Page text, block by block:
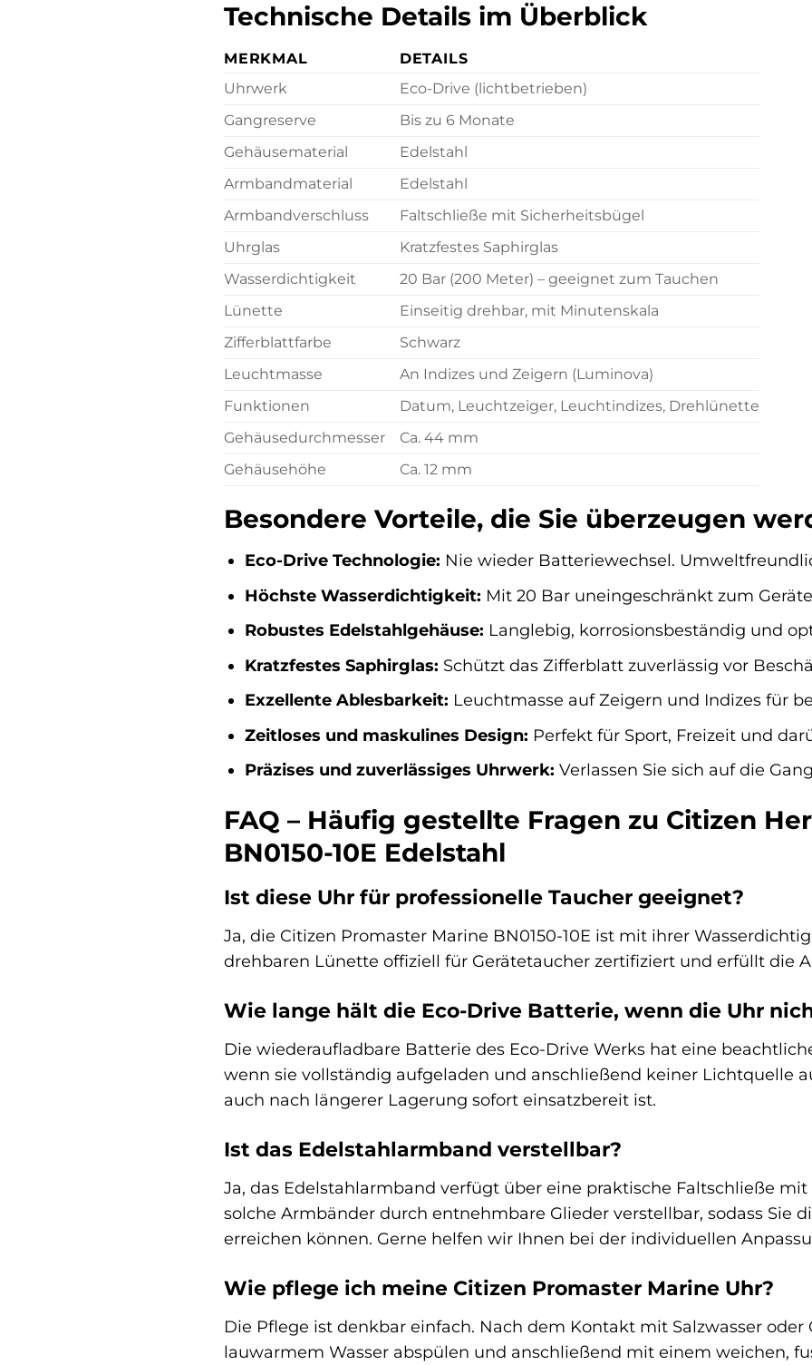
Technische Details im Überblick
MERKMAL
DETAILS
Uhrwerk
Eco-Drive (lichtbetrieben)
Gangreserve
Bis zu 6 Monate
Gehäusematerial
Edelstahl
Armbandmaterial
Edelstahl
Armbandverschluss
Faltschließe mit Sicherheitsbügel
Uhrglas
Kratzfestes Saphirglas
Wasserdichtigkeit
20 Bar (200 Meter) – geeignet zum Tauchen
Lünette
Einseitig drehbar, mit Minutenskala
Zifferblattfarbe
Schwarz
Leuchtmasse
An Indizes und Zeigern (Luminova)
Funktionen
Datum, Leuchtzeiger, Leuchtindizes, Drehlünette
Gehäusedurchmesser
Ca. 44 mm
Gehäusehöhe
Ca. 12 mm
Besondere Vorteile, die Sie überzeugen
Eco-Drive Technologie: Nie wieder Batteriewechsel.
Höchste Wasserdichtigkeit: Mit 20 Bar uneingeschränkt zum
Robustes Edelstahlgehäuse: Langlebig, korrosionsbeständig und
Kratzfestes Saphirglas: Schützt das Zifferblatt zuverlässig vor
Exzellente Ablesbarkeit: Leuchtmasse auf Zeigern und Indizes für
Zeitloses und maskulines Design: Perfekt für Sport, Freizeit und
Präzises und zuverlässiges Uhrwerk: Verlassen Sie sich auf die
FAQ – Häufig gestellte Fragen zu Citizen
BN0150-10E Edelstahl
Ist diese Uhr für professionelle Taucher geeignet?
Ja, die Citizen Promaster Marine BN0150-10E ist mit ihrer
drehbaren Lünette offiziell für Gerätetaucher zertifiziert und erfüllt die
Wie lange hält die Eco-Drive Batterie, wenn die Uhr
Die wiederaufladbare Batterie des Eco-Drive Werks hat eine
wenn sie vollständig aufgeladen und anschließend keiner Lichtquelle
auch nach längerer Lagerung sofort einsatzbereit ist.
Ist das Edelstahlarmband verstellbar?
Ja, das Edelstahlarmband verfügt über eine praktische Faltschließe
solche Armbänder durch entnehmbare Glieder verstellbar, sodass Sie
erreichen können. Gerne helfen wir Ihnen bei der individuellen
Wie pflege ich meine Citizen Promaster Marine Uhr?
Die Pflege ist denkbar einfach. Nach dem Kontakt mit Salzwasser
lauwarmem Wasser abspülen und anschließend mit einem weichen,